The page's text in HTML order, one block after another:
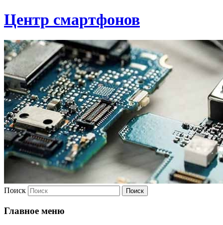
Центр смартфонов
Поиск
Главное меню